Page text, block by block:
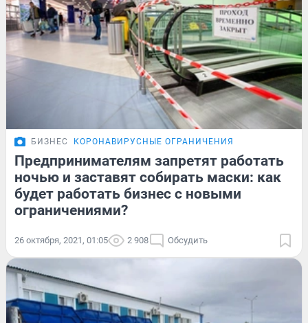
БИЗНЕС КОРОНАВИРУСНЫЕ ОГРАНИЧЕНИЯ
Предпринимателям запретят работать
ночью и заставят собирать маски: как
будет работать бизнес с новыми
ограничениями?
26 октября, 2021, 01:05 2 908 Обсудить